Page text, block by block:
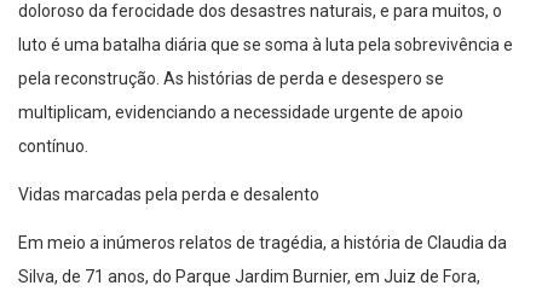
doloroso da ferocidade dos desastres naturais, e para muitos, o
luto é uma batalha diária que se soma à luta pela sobrevivência e
pela reconstrução. As histórias de perda e desespero se
multiplicam, evidenciando a necessidade urgente de apoio
contínuo.
Vidas marcadas pela perda e desalento
Em meio a inúmeros relatos de tragédia, a história de Claudia da
Silva, de 71 anos, do Parque Jardim Burnier, em Juiz de Fora,